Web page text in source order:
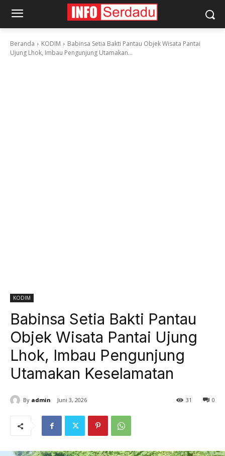
Beranda KODIM
Babinsa Setia Bakti Pantau Objek Wisata Pantai
Ujung Lhok, Imbau Pengunjung Utamakan...
KODIM
Babinsa Setia Bakti Pantau
Objek Wisata Pantai Ujung
Lhok, Imbau Pengunjung
Utamakan Keselamatan
By admin Juni 3, 2026 0
31